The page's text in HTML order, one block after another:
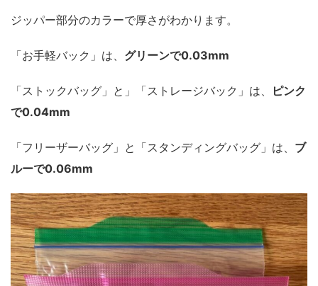
ジッパー部分のカラーで厚さがわかります。
「お手軽バック」は、 グリーンで0.03mm
「ストックバッグ」と」「ストレージバック」は、
ピンク
で0.04mm
「フリーザーバッグ」と「スタンディングバッグ」は、 ブ
ルーで0.06mm